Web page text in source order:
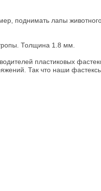
поднимать лапы
Толщина 1.8 мм.
пластиковых
Так что наши